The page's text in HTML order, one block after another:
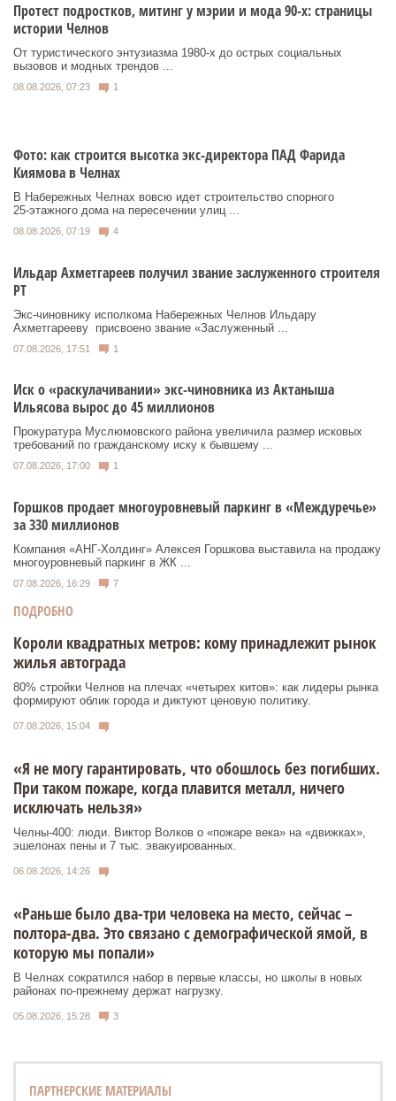
Протест подростков, митинг у мэрии и мода 90-х: страницы
истории Челнов
От туристического энтузиазма 1980‑х до острых социальных
вызовов и модных трендов ...
08.08.2026, 07:23 1
Фото: как строится высотка экс-директора ПАД Фарида
Киямова в Челнах
В Набережных Челнах вовсю идет строительство спорного
25‑этажного дома на пересечении улиц ...
08.08.2026, 07:19 4
Ильдар Ахметгареев получил звание заслуженного строителя
РТ
Экс‑чиновнику исполкома Набережных Челнов Ильдару
Ахметгарееву присвоено звание «Заслуженный ...
07.08.2026, 17:51 1
Иск о «раскулачивании» экс-чиновника из Актаныша
Ильясова вырос до 45 миллионов
Прокуратура Муслюмовского района увеличила размер исковых
требований по гражданскому иску к бывшему ...
07.08.2026, 17:00 1
Горшков продает многоуровневый паркинг в «Междуречье»
за 330 миллионов
Компания «АНГ-Холдинг» Алексея Горшкова выставила на продажу
многоуровневый паркинг в ЖК ...
07.08.2026, 16:29 7
ПОДРОБНО
Короли квадратных метров: кому принадлежит рынок
жилья автограда
80% стройки Челнов на плечах «четырех китов»: как лидеры рынка
формируют облик города и диктуют ценовую политику.
07.08.2026, 15:04
«Я не могу гарантировать, что обошлось без погибших.
При таком пожаре, когда плавится металл, ничего
исключать нельзя»
Челны-400: люди. Виктор Волков о «пожаре века» на «движках»,
эшелонах пены и 7 тыс. эвакуированных.
06.08.2026, 14:26
«Раньше было два-три человека на место, сейчас –
полтора-два. Это связано с демографической ямой, в
которую мы попали»
В Челнах сократился набор в первые классы, но школы в новых
районах по-прежнему держат нагрузку.
05.08.2026, 15:28 3
ПАРТНЕРСКИЕ МАТЕРИАЛЫ